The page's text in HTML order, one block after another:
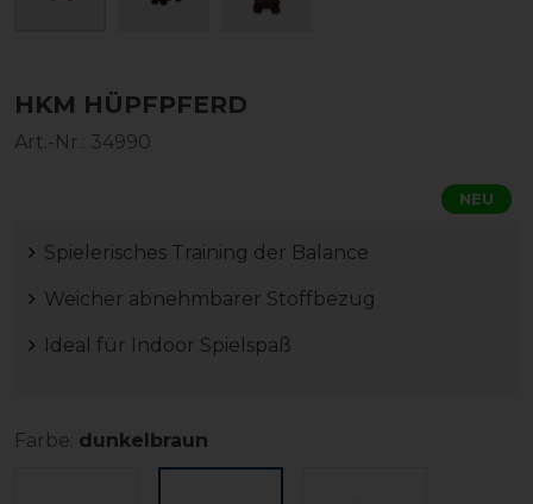
HKM HÜPFPFERD
Art.-Nr.: 34990
NEU
Spielerisches Training der Balance
Weicher abnehmbarer Stoffbezug
Ideal für Indoor Spielspaß
Farbe: dunkelbraun